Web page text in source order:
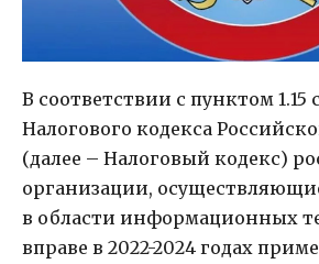
В соответствии с пунктом 1.15
Налогового кодекса
(далее – Налоговый кодекс)
организации,
в области информационных
вправе в 2022-2024 годах